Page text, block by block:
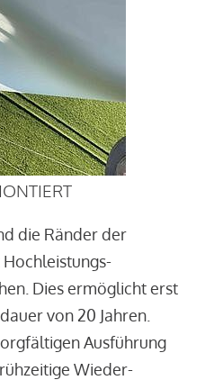
die Ränder der
Dies ermöglicht erst
von 20 Jahren.
Ausführung
Wieder-